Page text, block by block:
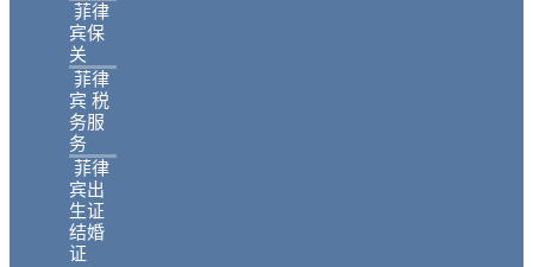
菲律
宾保
关
菲律
宾 税
务服
务
菲律
宾出
生证
结婚
证